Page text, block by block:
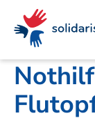
in
Inhalt
Projekt
von
Amt für